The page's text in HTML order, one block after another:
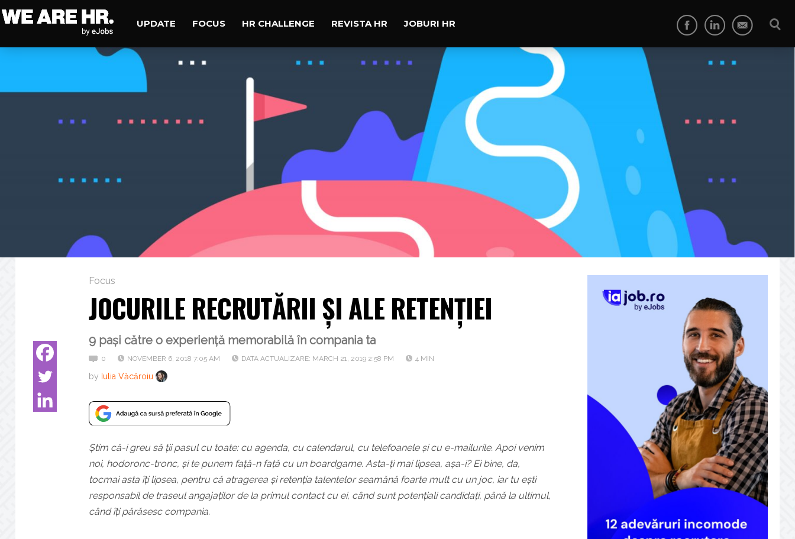
UPDATE FOCUS HR CHALLENGE REVISTA HR JOBURI HR
Focus
JOCURILE RECRUTĂRII ȘI ALE RETENȚIEI
9 pași către o experiență memorabilă în compania ta
0 NOVEMBER 6, 2018 7:05 AM DATA ACTUALIZARE: MARCH 21, 2019 2:58 PM 4 MIN
by Iulia Văcăroiu
Știm că-i greu să ții pasul cu toate: cu agenda, cu calendarul, cu telefoanele și cu e-mailurile. Apoi venim
noi, hodoronc-tronc, și te punem față-n față cu un boardgame. Asta-ți mai lipsea, așa-i? Ei bine, da,
tocmai asta îți lipsea, pentru că atragerea și retenția talentelor seamănă foarte mult cu un joc, iar tu ești
responsabil de traseul angajaților de la primul contact cu ei, când sunt potențiali candidați, până la ultimul,
când îți părăsesc compania.